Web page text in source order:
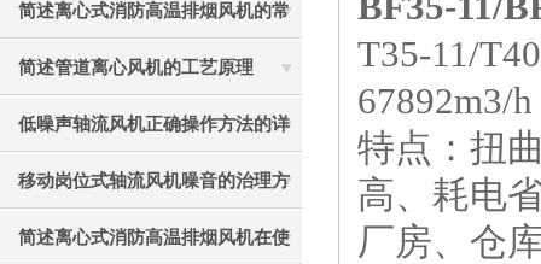
简述离心式消防高温排烟风机的常
见故障相应解决方法
简述管道离心风机的工艺原理
低噪声轴流风机正确操作方法的详
细说明
移动岗位式轴流风机噪音的治理方
法介绍
简述离心式消防高温排烟风机在使
T35-11/
67892m3/
特点：扭
高、耗电
厂房、仓